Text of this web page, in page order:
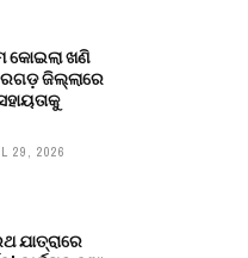
କୋଇଲା ଖଣି
ଜିଲ୍ଲାରେ
29, 2026
ଯାତ୍ରାରେ